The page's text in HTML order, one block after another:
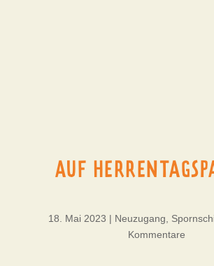
AUF
18. Mai 2023 | Neuzugang
Kommentare